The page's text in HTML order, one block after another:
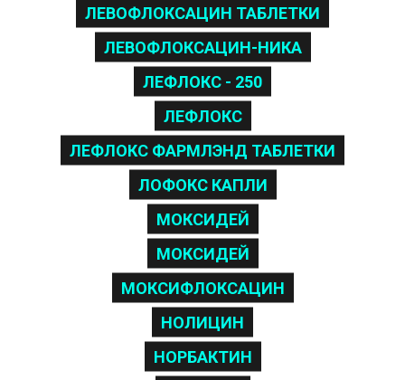
ЛЕВОФЛОКСАЦИН ТАБЛЕТКИ
ЛЕВОФЛОКСАЦИН-НИКА
ЛЕФЛОКС - 250
ЛЕФЛОКС
ЛЕФЛОКС ФАРМЛЭНД ТАБЛЕТКИ
ЛОФОКС КАПЛИ
МОКСИДЕЙ
МОКСИДЕЙ
МОКСИФЛОКСАЦИН
НОЛИЦИН
НОРБАКТИН